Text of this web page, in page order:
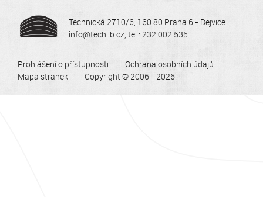
Technická 2710/6, 160 80 Praha 6 - Dejvice
info@techlib.cz, tel.: 232 002 535
Prohlášení o přístupnosti
Ochrana osobních údajů
Mapa stránek
Copyright © 2006 - 2026